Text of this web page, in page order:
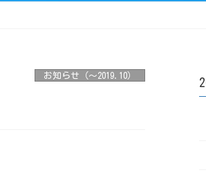
お知らせ（〜2019.10）